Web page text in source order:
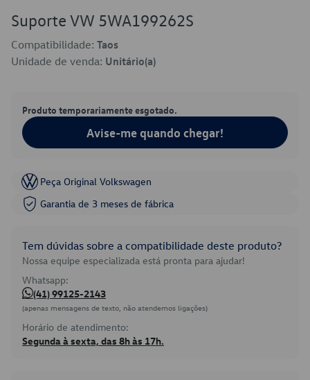
Suporte VW 5WA199262S
Compatibilidade: Taos
Unidade de venda: Unitário(a)
Produto temporariamente esgotado.
Avise-me quando chegar!
Peça Original Volkswagen
Garantia de 3 meses de fábrica
Tem dúvidas sobre a compatibilidade deste produto?
Nossa equipe especializada está pronta para ajudar!
Whatsapp:
(41) 99125-2143
(apenas mensagens de texto, não atendemos ligações)
Horário de atendimento:
Segunda à sexta, das 8h às 17h.